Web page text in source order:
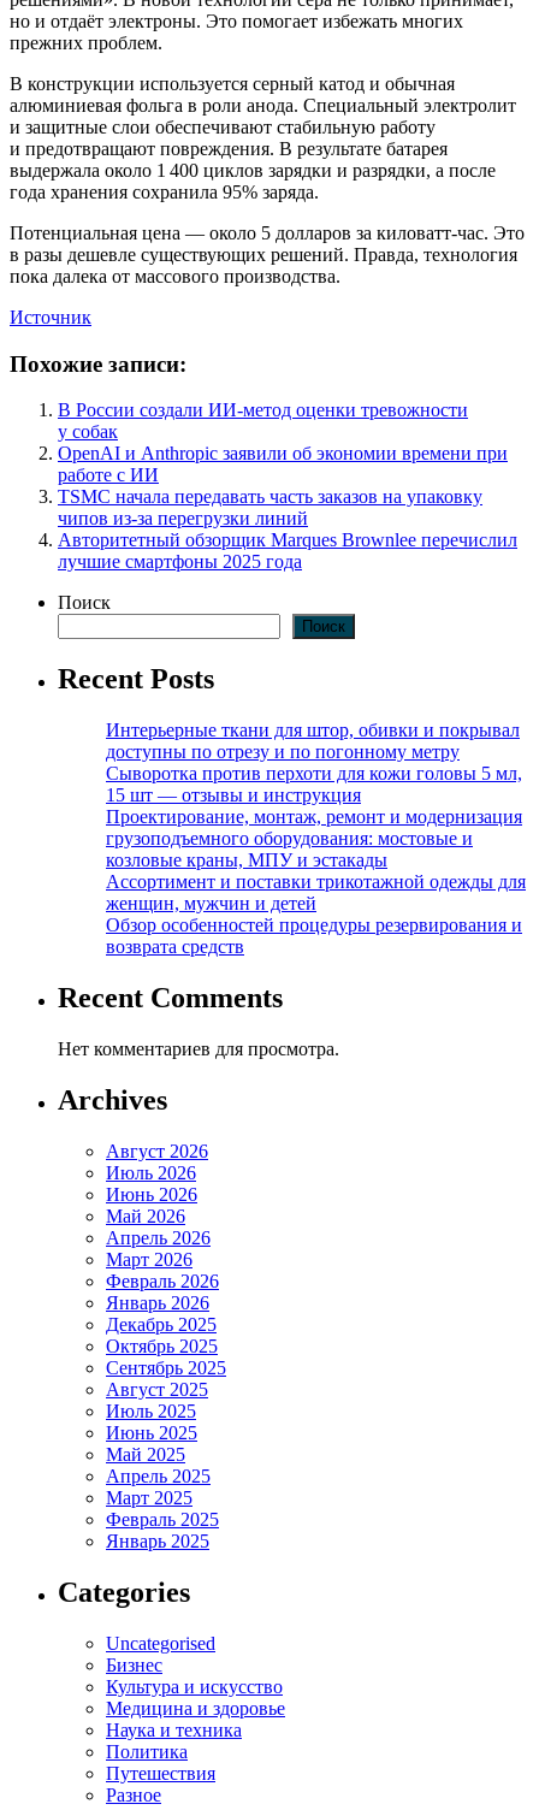
но и отдаёт электроны. Это помогает избежать многих
прежних проблем.
В конструкции используется серный катод и обычная
алюминиевая фольга в роли анода. Специальный электролит
и защитные слои обеспечивают стабильную работу
и предотвращают повреждения. В результате батарея
выдержала около 1 400 циклов зарядки и разрядки, а после
года хранения сохранила 95% заряда.
Потенциальная цена — около 5 долларов за киловатт-час. Это
в разы дешевле существующих решений. Правда, технология
пока далека от массового производства.
Источник
Похожие записи:
В России создали ИИ-метод оценки тревожности
у собак
OpenAI и Anthropic заявили об экономии времени при
работе с ИИ
TSMC начала передавать часть заказов на упаковку
чипов из-за перегрузки линий
Авторитетный обзорщик Marques Brownlee перечислил
лучшие смартфоны 2025 года
Поиск
Поиск
Recent Posts
Интерьерные ткани для штор, обивки и покрывал
доступны по отрезу и по погонному метру
Сыворотка против перхоти для кожи головы 5 мл,
15 шт — отзывы и инструкция
Проектирование, монтаж, ремонт и модернизация
грузоподъемного оборудования: мостовые и
козловые краны, МПУ и эстакады
Ассортимент и поставки трикотажной одежды для
женщин, мужчин и детей
Обзор особенностей процедуры резервирования и
возврата средств
Recent Comments
Нет комментариев для просмотра.
Archives
Август 2026
Июль 2026
Июнь 2026
Май 2026
Апрель 2026
Март 2026
Февраль 2026
Январь 2026
Декабрь 2025
Октябрь 2025
Сентябрь 2025
Август 2025
Июль 2025
Июнь 2025
Май 2025
Апрель 2025
Март 2025
Февраль 2025
Январь 2025
Categories
Uncategorised
Бизнес
Культура и искусство
Медицина и здоровье
Наука и техника
Политика
Путешествия
Разное